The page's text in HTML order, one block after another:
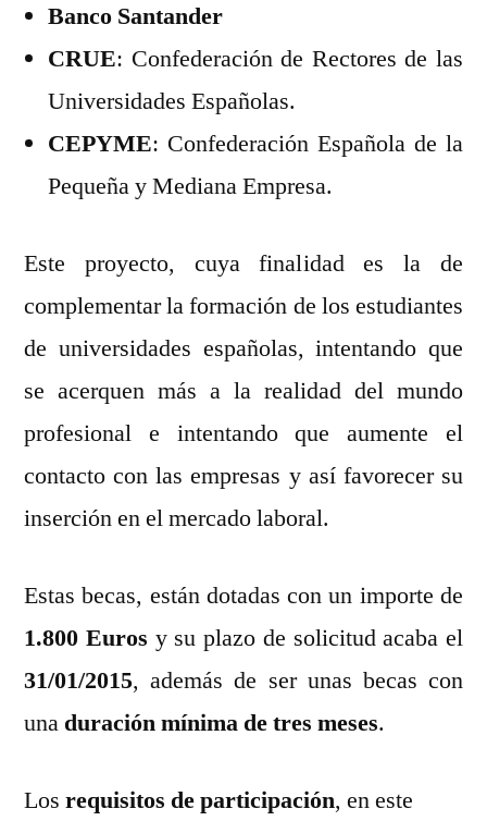
Banco Santander
CRUE: Confederación de Rectores de las
Universidades Españolas.
CEPYME: Confederación Española de la
Pequeña y Mediana Empresa.
Este proyecto, cuya finalidad es la de
complementar la formación de los estudiantes
de universidades españolas, intentando que
se acerquen más a la realidad del mundo
profesional e intentando que aumente el
contacto con las empresas y así favorecer su
inserción en el mercado laboral.
Estas becas, están dotadas con un importe de
1.800 Euros y su plazo de solicitud acaba el
31/01/2015, además de ser unas becas con
una duración mínima de tres meses.
Los requisitos de participación, en este